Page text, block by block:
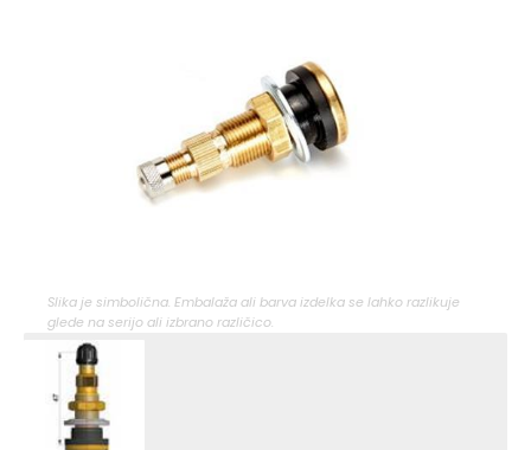
Slika je simbolična. Embalaža ali barva izdelka se lahko razlikuje
glede na serijo ali izbrano različico.